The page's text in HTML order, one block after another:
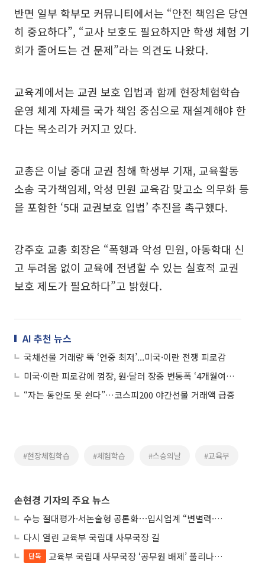
반면 일부 학부모 커뮤니티에서는 “안전 책임은 당연
히 중요하다”, “교사 보호도 필요하지만 학생 체험 기
회가 줄어드는 건 문제”라는 의견도 나왔다.
교육계에서는 교권 보호 입법과 함께 현장체험학습
운영 체계 자체를 국가 책임 중심으로 재설계해야 한
다는 목소리가 커지고 있다.
교총은 이날 중대 교권 침해 학생부 기재, 교육활동
소송 국가책임제, 악성 민원 교육감 맞고소 의무화 등
을 포함한 ‘5대 교권보호 입법’ 추진을 촉구했다.
강주호 교총 회장은 “폭행과 악성 민원, 아동학대 신
고 두려움 없이 교육에 전념할 수 있는 실효적 교권
보호 제도가 필요하다”고 밝혔다.
AI 추천 뉴스
국채선물 거래량 뚝 ‘연중 최저’...미국·이란 전쟁 피로감
미국·이란 피로감에 껌장, 원·달러 장중 변동폭 ‘4개월여만 최저’
“자는 동안도 못 쉰다”…코스피200 야간선물 거래액 급증
#현장체험학습 #체험학습 #스승의날 #교육부
손현경 기자의 주요 뉴스
수능 절대평가·서논술형 공론화⋯입시업계 “변별력·사교육 대책 먼저”
다시 열린 교육부 국립대 사무국장 길
단독 교육부 국립대 사무국장 ‘공무원 배제’ 풀리나…응시자격 다시 열렸다